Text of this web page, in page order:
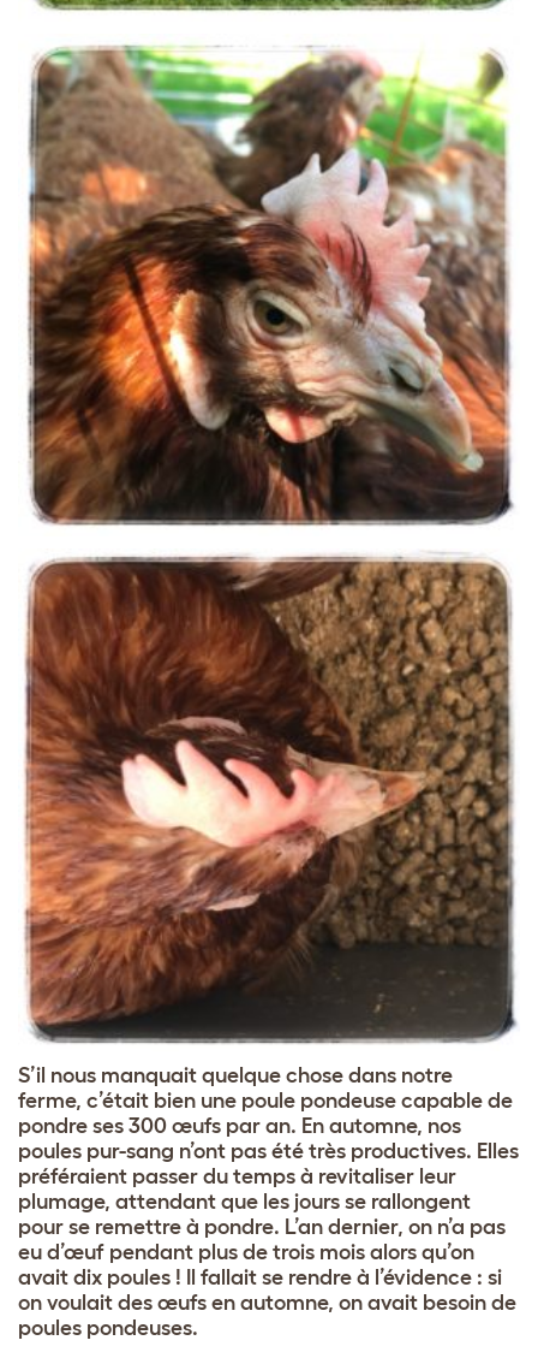
S’il nous manquait quelque chose dans notre
ferme, c’était bien une poule pondeuse capable de
pondre ses 300 œufs par an. En automne, nos
poules pur-sang n’ont pas été très productives. Elles
préféraient passer du temps à revitaliser leur
plumage, attendant que les jours se rallongent
pour se remettre à pondre. L’an dernier, on n’a pas
eu d’œuf pendant plus de trois mois alors qu’on
avait dix poules ! Il fallait se rendre à l’évidence : si
on voulait des œufs en automne, on avait besoin de
poules pondeuses.